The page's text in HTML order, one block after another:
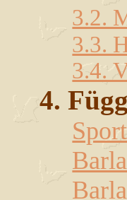
3.2.
3.3.
3.4.
4.